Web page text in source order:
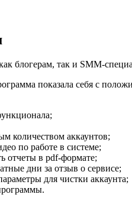
блогерам, так и SMM-
показала себя с
количеством аккаунтов;
по работе в системе;
отчеты в pdf-формате;
дни за отзыв о сервисе;
для чистки аккаунта;